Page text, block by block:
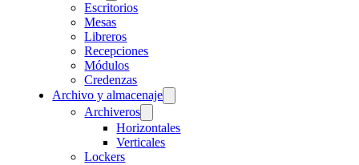
Escritorios
Mesas
Libreros
Recepciones
Módulos
Credenzas
Archivo y almacenaje
Archiveros
Horizontales
Verticales
Lockers